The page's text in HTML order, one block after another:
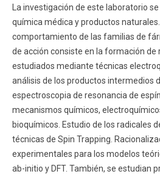
La investigación de este laboratorio
química médica y productos naturales.
comportamiento de las familias de
de acción consiste en la formación de
estudiados mediante técnicas
análisis de los productos intermedios
espectroscopia de resonancia de
mecanismos químicos,
bioquímicos. Estudio de los radicales
técnicas de Spin Trapping.
experimentales para los modelos
ab-initio y DFT. También, se estudian